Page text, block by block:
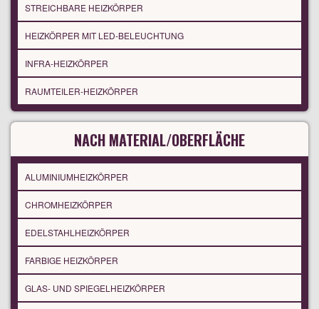
STREICHBARE HEIZKÖRPER
HEIZKÖRPER MIT LED-BELEUCHTUNG
INFRA-HEIZKÖRPER
RAUMTEILER-HEIZKÖRPER
NACH MATERIAL/OBERFLÄCHE
ALUMINIUMHEIZKÖRPER
CHROMHEIZKÖRPER
EDELSTAHLHEIZKÖRPER
FARBIGE HEIZKÖRPER
GLAS- UND SPIEGELHEIZKÖRPER